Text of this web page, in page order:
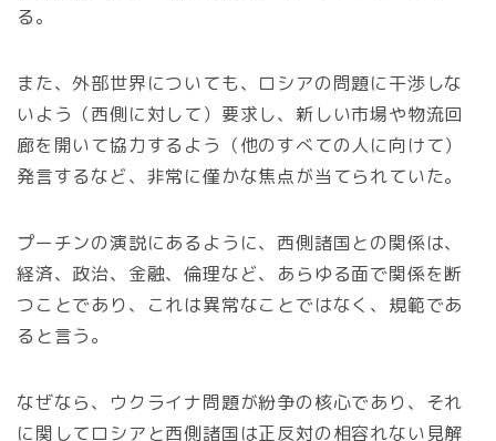
る。
また、外部世界についても、ロシアの問題に干渉しな
いよう（西側に対して）要求し、新しい市場や物流回
廊を開いて協力するよう（他のすべての人に向けて）
発言するなど、非常に僅かな焦点が当てられていた。
プーチンの演説にあるように、西側諸国との関係は、
経済、政治、金融、倫理など、あらゆる面で関係を断
つことであり、これは異常なことではなく、規範であ
ると言う。
なぜなら、ウクライナ問題が紛争の核心であり、それ
に関してロシアと西側諸国は正反対の相容れない見解